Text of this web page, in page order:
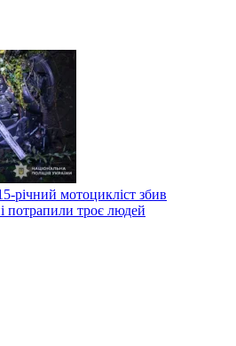
річний мотоцикліст збив
потрапили троє людей